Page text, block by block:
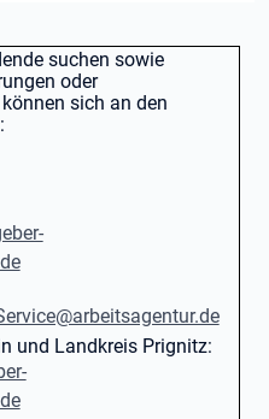
suchen sowie
oder
sich an den
und Landkreis Prignitz: